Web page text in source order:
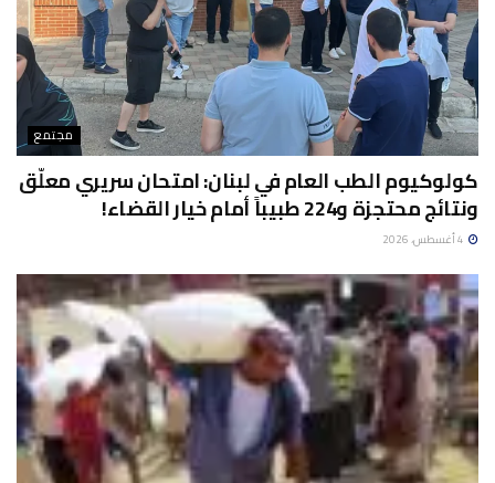
مجتمع
كولوكيوم الطب العام في لبنان: امتحان سريري معلّق
ونتائج محتجزة و224 طبيباً أمام خيار القضاء!